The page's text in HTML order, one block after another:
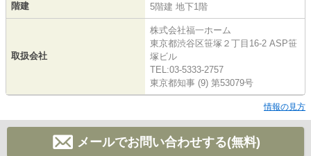
階建 5階建 地下1階
取扱会社
株式会社福一ホーム
東京都渋谷区笹塚２丁目16-2 ASP笹
塚ビル
TEL:03-5333-2757
東京都知事 (9) 第53079号
情報の見方
メールでお問い合わせする(無料)